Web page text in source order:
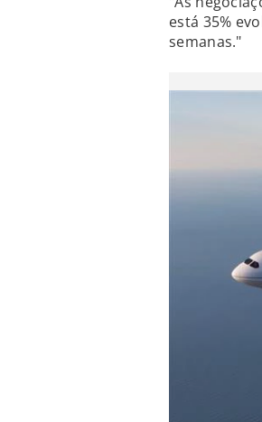
está 35%
semanas."